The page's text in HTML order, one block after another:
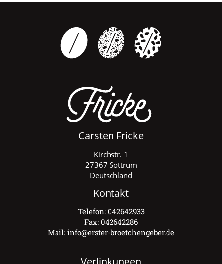
Carsten Fricke
Kirchstr. 1
27367 Sottrum
Deutschland
Kontakt
Telefon: 042642933
Fax: 042642286
Mail: info@erster-broetchengeber.de
Verlinkungen